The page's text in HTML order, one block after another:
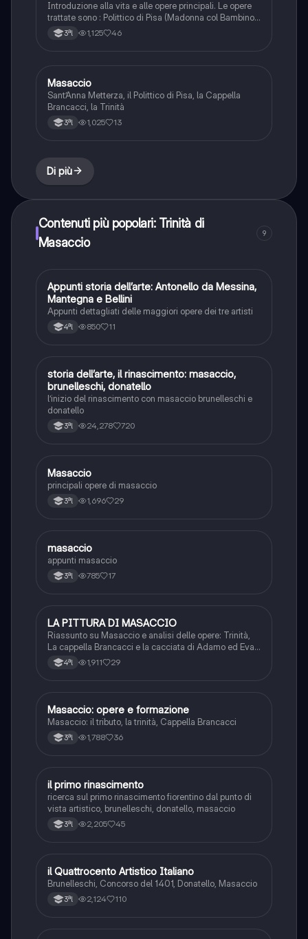
Introduzione alla vita e alle opere principali. Le opere
trattate sono : Polittico di Pisa (Madonna col Bambino
e quattro angeli e Crocifissione) , Cappella Brancacci
(introduzione, Peccato originale e Cacciata dal
3ªl 1,125 46
Storia dell'arte
Masaccio
Sant’Anna Metterza, il Polittico di Pisa, la Cappella
Brancacci, la Trinità
3ªl 1,025 13
Di più
Contenuti più popolari: Trinità di
Masaccio
9
Storia dell'arte
Appunti storia dell’arte: Antonello da Messina,
Mantegna e Bellini
Appunti dettagliati delle maggiori opere dei tre artisti
4ªl 850 11
Storia dell'arte
storia dell’arte, il rinascimento: masaccio,
brunelleschi, donatello
l’inizio del rinascimento con masaccio brunelleschi e
donatello
3ªl 24,278 720
Storia dell'arte
Masaccio
principali opere di masaccio
3ªl 1,696 29
Storia dell'arte
masaccio
appunti masaccio
3ªl 785 17
Storia dell'arte
LA PITTURA DI MASACCIO
Riassunto su Masaccio e analisi delle opere: Trinità,
La cappella Brancacci e la cacciata di Adamo ed Eva
dal paradiso terrestre e confronto con Il peccato
originale di Masolino, Il pagamento del tributo
4ªl 1,911 29
Storia dell'arte
Masaccio: opere e formazione
Masaccio: il tributo, la trinità, Cappella Brancacci
3ªl 1,788 36
Storia dell'arte
il primo rinascimento
ricerca sul primo rinascimento fiorentino dal punto di
vista artistico, brunelleschi, donatello, masaccio
3ªl 2,205 45
Storia dell'arte
il Quattrocento Artistico Italiano
Brunelleschi, Concorso del 1401, Donatello, Masaccio
3ªl 2,124 110